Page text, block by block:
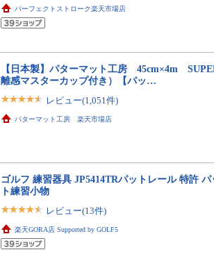
パーフェクトストローク楽天市場店
【日本製】パターマット工房 45cm×4m
離感マスターカップ付き）【パッ…
レビュー(1,051件)
パターマット工房 楽天市場店
ゴルフ 練習器具 JP5414TRパットレール 特許
ト練習小物
レビュー(13件)
楽天GORA店 Supported by GOLF5